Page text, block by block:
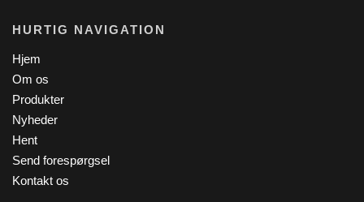
HURTIG NAVIGATION
Hjem
Om os
Produkter
Nyheder
Hent
Send forespørgsel
Kontakt os